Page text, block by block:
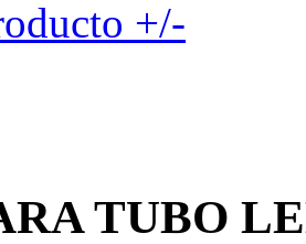
+/-
TUBO